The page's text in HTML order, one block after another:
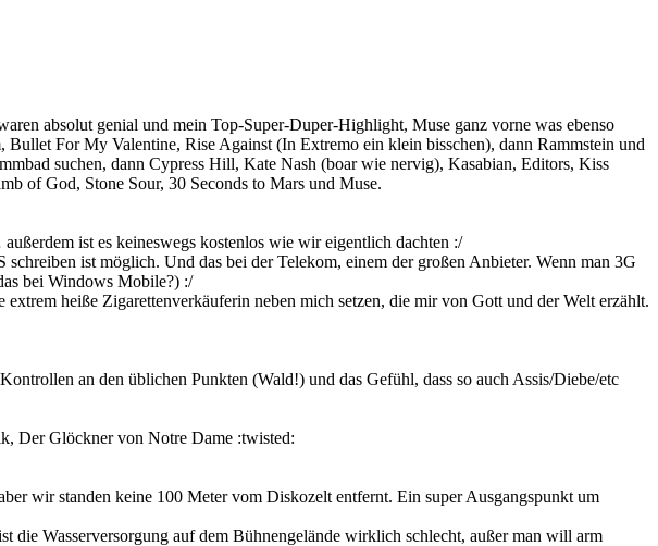
absolut genial und mein Top-Super-Duper-Highlight, Muse ganz vorne was ebenso
For My Valentine, Rise Against (In Extremo ein klein bisschen), dann Rammstein und
suchen, dann Cypress Hill, Kate Nash (boar wie nervig), Kasabian, Editors, Kiss
of God, Stone Sour, 30 Seconds to Mars und Muse.
ist es keineswegs kostenlos wie wir eigentlich dachten :/
ist möglich. Und das bei der Telekom, einem der großen Anbieter. Wenn man 3G
bei Windows Mobile?) :/
heiße Zigarettenverkäuferin neben mich setzen, die mir von Gott und der Welt erzählt.
an den üblichen Punkten (Wald!) und das Gefühl, dass so auch Assis/Diebe/etc
Der Glöckner von Notre Dame :twisted:
wir standen keine 100 Meter vom Diskozelt entfernt. Ein super Ausgangspunkt um
die Wasserversorgung auf dem Bühnengelände wirklich schlecht, außer man will arm